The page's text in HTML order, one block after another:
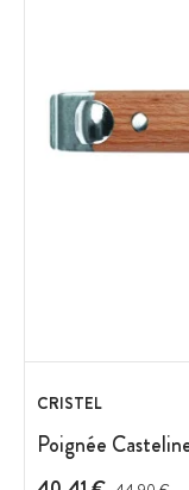
CRISTEL
Poignée
Prix avant